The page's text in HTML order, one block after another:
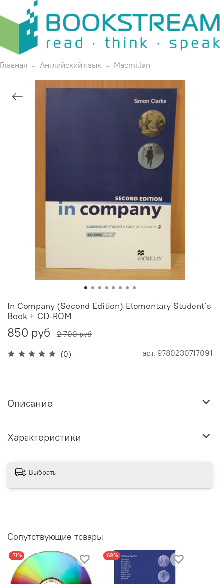
Главная Английский язык Macmillan
(0) арт. 9780230717091
In Company (Second Edition) Elementary Student`s
Book + CD-ROM
850 руб 2 700 руб
Описание
Характеристики
Выбрать
Сопутствующие товары
-71% -69%